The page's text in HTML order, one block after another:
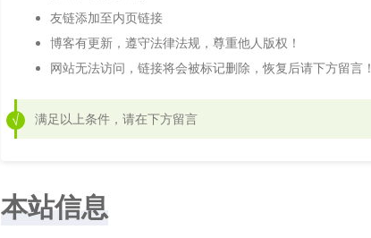
友链添加至内页链接
博客有更新，遵守法律法规，尊重他人版权！
网站无法访问，链接将会被标记删除，恢复后请下方留言！
满足以上条件，请在下方留言
本站信息